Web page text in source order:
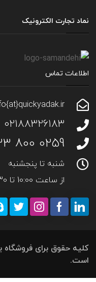
نماد تجارت الکترونیک
اطلاعات تماس
02188326183
0259 800 0933
شنبه تا پنجشنبه
از ساعت 10:00 تا 18:30
است.